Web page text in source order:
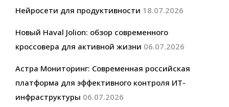
Нейросети для продуктивности 18.07.2026
Новый Haval Jolion: обзор современного
кроссовера для активной жизни 06.07.2026
Астра Мониторинг: Современная российская
платформа для эффективного контроля ИТ-
инфраструктуры 06.07.2026